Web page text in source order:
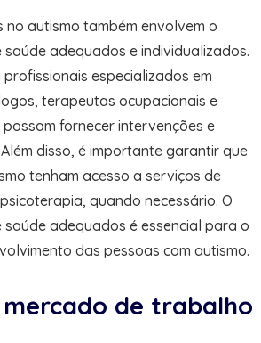
no autismo também envolvem o
adequados e individualizados.
profissionais especializados em
terapeutas ocupacionais e
fornecer intervenções e
disso, é importante garantir que
tenham acesso a serviços de
quando necessário. O
adequados é essencial para o
das pessoas com autismo.
de trabalho